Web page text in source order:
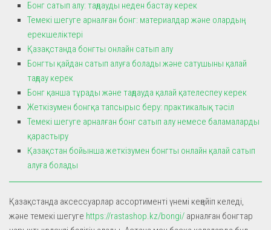
Бонг сатып алу: таңдауды неден бастау керек
Темекі шегуге арналған бонг: материалдар және олардың
ерекшеліктері
Қазақстанда бонгты онлайн сатып алу
Бонгты қайдан сатып алуға болады және сатушыны қалай
таңдау керек
Бонг қанша тұрады және таңдауда қалай қателеспеу керек
Жеткізумен бонгқа тапсырыс беру: практикалық тәсіл
Темекі шегуге арналған бонг сатып алу немесе баламаларды
қарастыру
Қазақстан бойынша жеткізумен бонгты онлайн қалай сатып
алуға болады
Қазақстанда аксессуарлар ассортименті үнемі кеңейіп келеді,
және темекі шегуге https://rastashop.kz/bongi/ арналған бонгтар